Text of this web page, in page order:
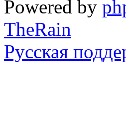
Powered by
TheRain
Русская